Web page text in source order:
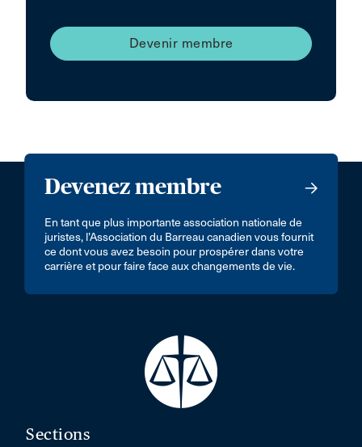
Devenir membre
Devenez membre
En tant que plus importante association nationale de
juristes, l’Association du Barreau canadien vous fournit
ce dont vous avez besoin pour prospérer dans votre
carrière et pour faire face aux changements de vie.
Sections